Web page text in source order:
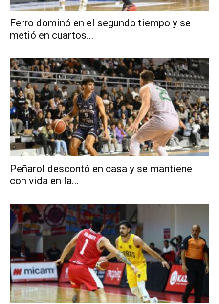
Ferro dominó en el segundo tiempo y se
metió en cuartos...
Peñarol descontó en casa y se mantiene
con vida en la...